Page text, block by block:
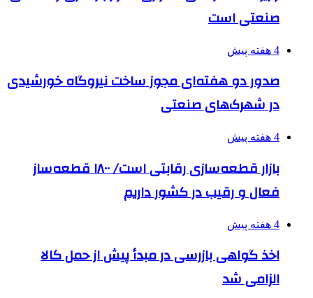
صنعتی است
4 هفته پیش
صدور دو هفته‌ای مجوز ساخت نیروگاه خورشیدی
در شهرک‌های صنعتی
4 هفته پیش
بازار قطعه‌سازی رقابتی است/ ۱۸۰۰ قطعه‌ساز
فعال و رقیب در کشور داریم
4 هفته پیش
اخذ گواهی بازرسی در مبدأ پیش از حمل کالا
الزامی شد